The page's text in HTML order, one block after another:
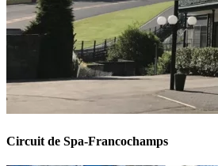
Circuit de Spa-Francochamps